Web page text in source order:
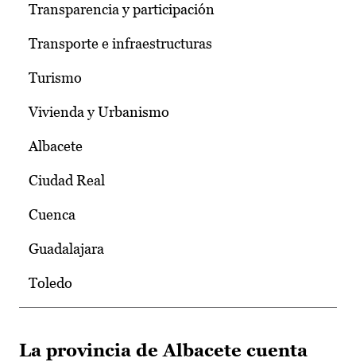
Transparencia y participación
Transporte e infraestructuras
Turismo
Vivienda y Urbanismo
Albacete
Ciudad Real
Cuenca
Guadalajara
Toledo
La provincia de Albacete cuenta